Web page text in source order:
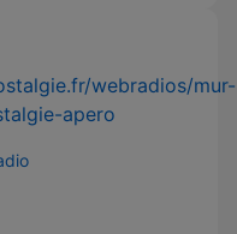
webradios/mur-
apero